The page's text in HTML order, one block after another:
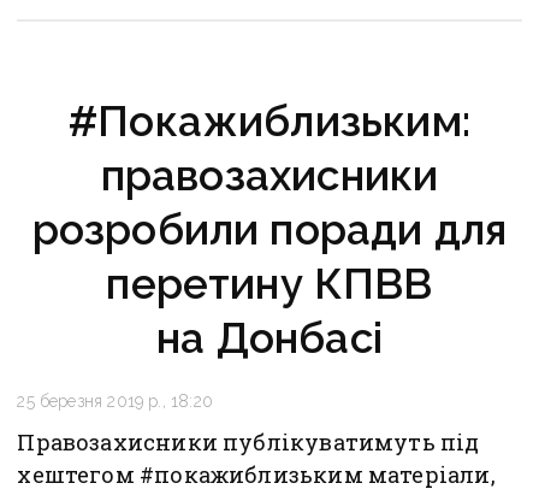
#Покажиблизьким:
правозахисники
розробили поради для
перетину КПВВ
на Донбасі
25 березня 2019 р., 18:20
Правозахисники публікуватимуть під
хештегом #покажиблизьким матеріали,